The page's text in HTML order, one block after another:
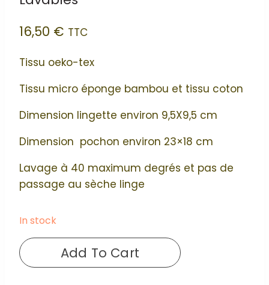
16,50 € TTC
Tissu oeko-tex
Tissu micro éponge bambou et tissu coton
Dimension lingette environ 9,5X9,5 cm
Dimension pochon environ 23×18 cm
Lavage à 40 maximum degrés et pas de
passage au sèche linge
In stock
Un
pochon
Add To Cart